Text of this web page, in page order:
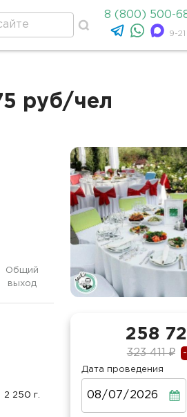
8 (800) 500-
9-
руб/чел
Общий
выход
2 250 г.
258
323 411 ₽
Дата проведения